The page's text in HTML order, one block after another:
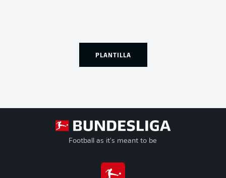
PLANTILLA
Football as it's meant to be